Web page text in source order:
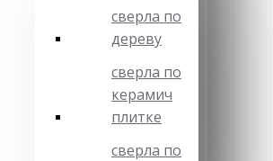
сверла по
дереву
сверла по
керамич
плитке
сверла по